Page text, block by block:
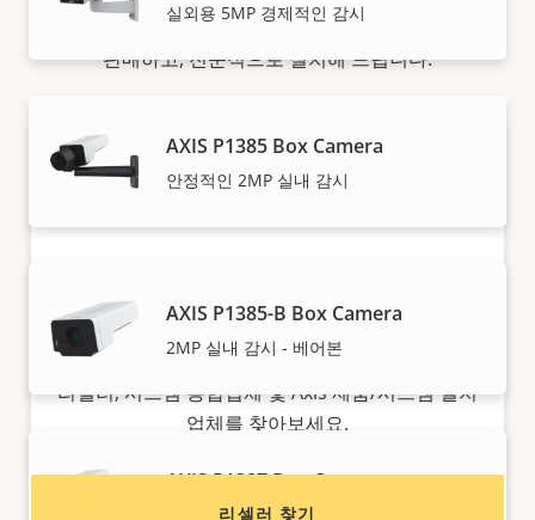
실외용 5MP 경제적인 감시
AXIS P1385 Box Camera
안정적인 2MP 실내 감시
AXIS P1385-B Box Camera
2MP 실내 감시 - 베어본
AXIS P1387 Box Camera
안정적인 5MP 실내 감시
당사의 신뢰도 높은 파트너가 Axis 솔루션 및 개별 제품을
판매하고, 전문적으로 설치해 드립니다.
Axis 제품 구매를 원하시나요?
리셀러, 시스템 통합업체 및 Axis 제품/시스템 설치
업체를 찾아보세요.
리셀러 찾기